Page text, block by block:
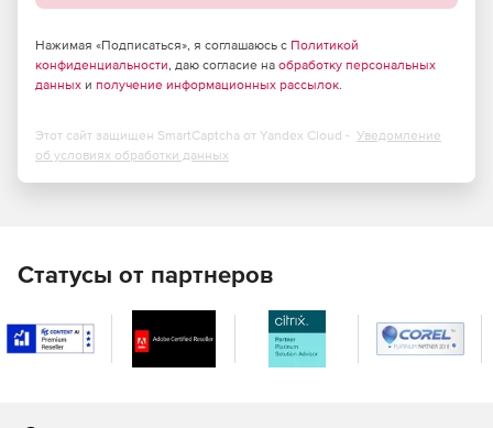
настройке в зависимости от потребностей компании.
Высокая скорость сканирования при минимальной
нагрузке на операционную систему, что позволяет
Встроенный антиспам, не требующий обучения
(действует с момента установки), который
спискам, что позволяет как исключать из проверки
определенные адреса, так и увеличивать ее
эффективность.
Нажимая «Подписаться», я соглашаюсь с Политикой
конфиденциальности, даю согласие на обработку персональных
данных и получение информационных рассылок.
Этот сайт защищен SmartCaptcha от Yandex Cloud - Уведомление
об условиях обработки данных
Статусы от партнеров